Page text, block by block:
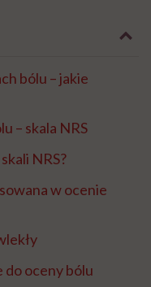
bólu – jakie
– skala NRS
NRS?
w ocenie
oceny bólu